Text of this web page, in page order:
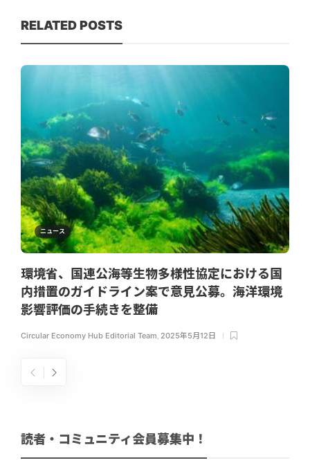
RELATED POSTS
ニュース
環境省、国連公海等生物多様性協定における国
内措置のガイドライン案で意見公募。海洋環境
影響評価の手続きを整備
Circular Economy Hub Editorial Team 2025年5月12日
読者・コミュニティ会員募集中！